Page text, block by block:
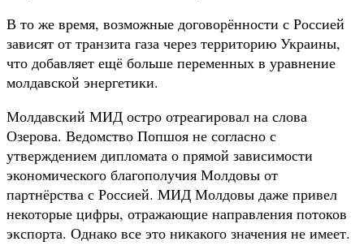
В то же время, возможные договорённости с Россией
зависят от транзита газа через территорию Украины,
что добавляет ещё больше переменных в уравнение
молдавской энергетики.
Молдавский МИД остро отреагировал на слова
Озерова. Ведомство Попшоя не согласно с
утверждением дипломата о прямой зависимости
экономического благополучия Молдовы от
партнёрства с Россией. МИД Молдовы даже привел
некоторые цифры, отражающие направления потоков
экспорта. Однако все это никакого значения не имеет.